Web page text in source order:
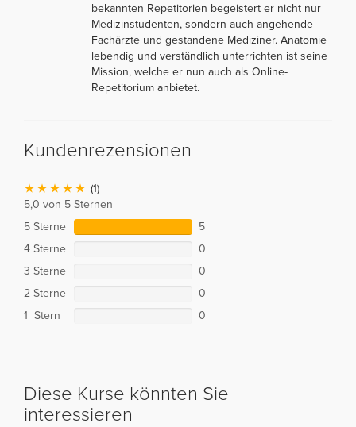
bekannten Repetitorien begeistert er nicht nur
Medizinstudenten, sondern auch angehende
Fachärzte und gestandene Mediziner. Anatomie
lebendig und verständlich unterrichten ist seine
Mission, welche er nun auch als Online-
Repetitorium anbietet.
Kundenrezensionen
(1)
5,0 von 5 Sternen
5 Sterne
5
4 Sterne
0
3 Sterne
0
2 Sterne
0
1 Stern
0
Diese Kurse könnten Sie
interessieren